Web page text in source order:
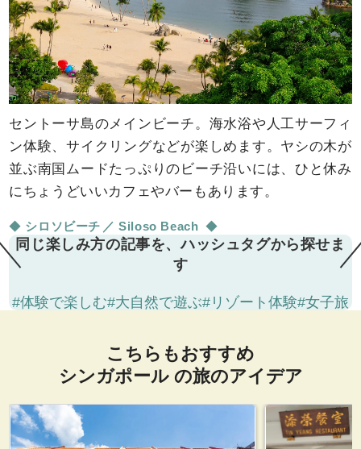
セントーサ島のメインビーチ。海水浴や人工サーフィ
ン体験、サイクリングなどが楽しめます。ヤシの木が
並ぶ南国ムードたっぷりのビーチ沿いには、ひと休み
にちょうどいいカフェやバーもあります。
シロソビーチ Siloso Beach
同じ楽しみ方の記事を、ハッシュタグから探せま
す
#体験で楽しむ#大自然で遊ぶ#リゾート体験#女子旅
こちらもおすすめ
シンガポール の旅のアイデア